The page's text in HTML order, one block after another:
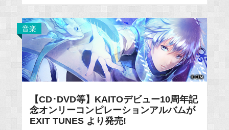
音楽
【CD･DVD等】KAITOデビュー10周年記
念オンリーコンピレーションアルバムが
EXIT TUNES より発売!